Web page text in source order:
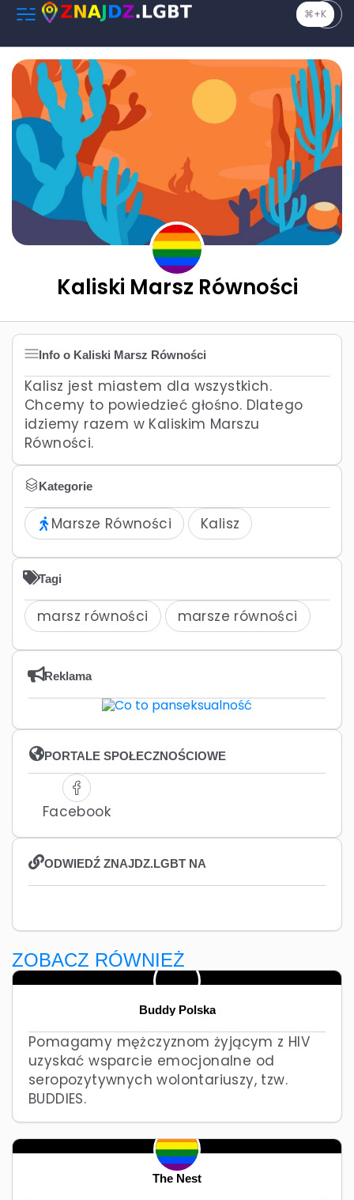
⌘+K
Kaliski Marsz Równości
Info o Kaliski Marsz Równości
Kalisz jest miastem dla wszystkich.
Chcemy to powiedzieć głośno. Dlatego
idziemy razem w Kaliskim Marszu
Równości.
Kategorie
Marsze Równości Kalisz
Tagi
marsz równości marsze równości
Reklama
PORTALE SPOŁECZNOŚCIOWE
Facebook
ODWIEDŹ ZNAJDZ.LGBT NA
ZOBACZ RÓWNIEŻ
Buddy Polska
Pomagamy mężczyznom żyjącym z HIV
uzyskać wsparcie emocjonalne od
seropozytywnych wolontariuszy, tzw.
BUDDIES.
The Nest